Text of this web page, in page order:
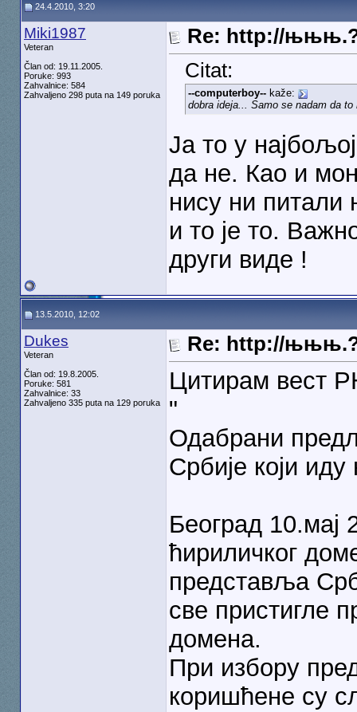
24.4.2010, 3:20
Miki1987
Veteran
Član od: 19.11.2005.
Poruke: 993
Zahvalnice: 584
Zahvaljeno 298 puta na 149 poruka
Re: http://
Citat:
--computerboy--kaže:
dobra ideja... Samo se nadam da
Ја то у
да не. Као и
нису ни питали
и то је то.
други виде !
13.5.2010, 12:02
Dukes
Veteran
Član od: 19.8.2005.
Poruke: 581
Zahvalnice: 33
Zahvaljeno 335 puta na 129 poruka
Re: http://
Цитирам вест
"
Одабрани
Србије који
Београд 10.мај
ћириличког
представља
све пристигле
домена.
При избору
коришћене су